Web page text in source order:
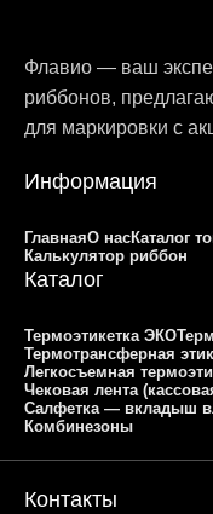
Флавио — ваш
риббонов,
для маркировки с
Информация
ГлавнаяО насКаталог
Калькулятор риббон
Каталог
Термоэтикетка ЭКО
Термотрансферная
Легкосъемная
Чековая лента
Салфетка — вкладыш
Комбинезоны
Контакты